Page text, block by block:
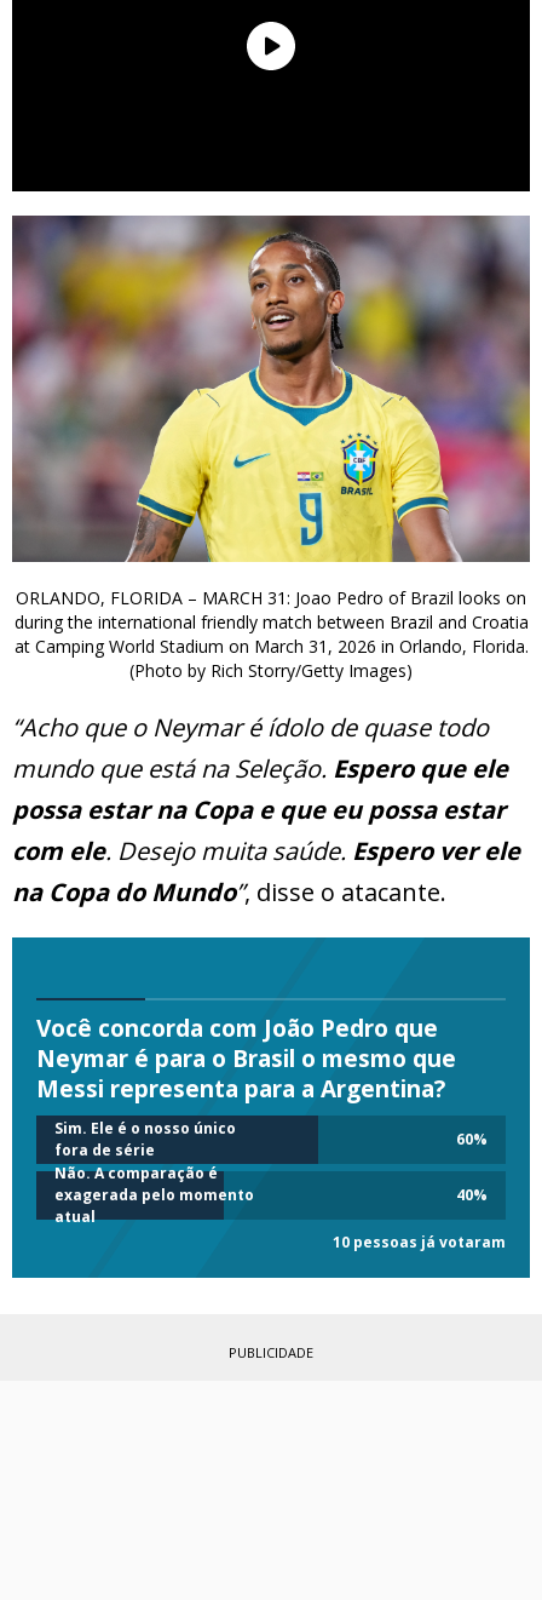
ORLANDO, FLORIDA – MARCH 31: Joao Pedro of Brazil looks on
during the international friendly match between Brazil and Croatia
at Camping World Stadium on March 31, 2026 in Orlando, Florida.
(Photo by Rich Storry/Getty Images)
“Acho que o Neymar é ídolo de quase todo
mundo que está na Seleção. Espero que ele
possa estar na Copa e que eu possa estar
com ele. Desejo muita saúde. Espero ver ele
na Copa do Mundo”, disse o atacante.
Você concorda com João Pedro que
Neymar é para o Brasil o mesmo que
Messi representa para a Argentina?
Sim. Ele é o nosso único
fora de série
60%
Não. A comparação é
exagerada pelo momento
atual
40%
10 pessoas já votaram
PUBLICIDADE